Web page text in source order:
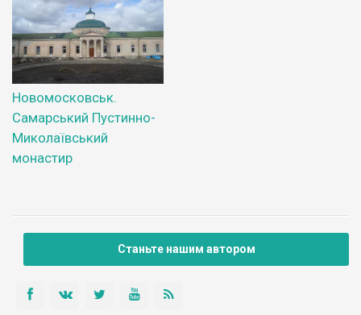
Новомосковськ.
Самарський Пустинно-
Миколаївський
монастир
Станьте нашим автором